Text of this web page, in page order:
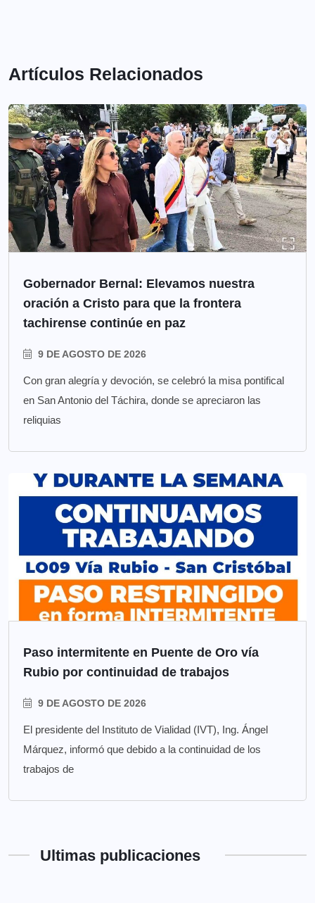
Artículos Relacionados
Gobernador Bernal: Elevamos nuestra
oración a Cristo para que la frontera
tachirense continúe en paz
9 DE AGOSTO DE 2026
Con gran alegría y devoción, se celebró la misa pontifical
en San Antonio del Táchira, donde se apreciaron las
reliquias
Paso intermitente en Puente de Oro vía
Rubio por continuidad de trabajos
9 DE AGOSTO DE 2026
El presidente del Instituto de Vialidad (IVT), Ing. Ángel
Márquez, informó que debido a la continuidad de los
trabajos de
Ultimas publicaciones